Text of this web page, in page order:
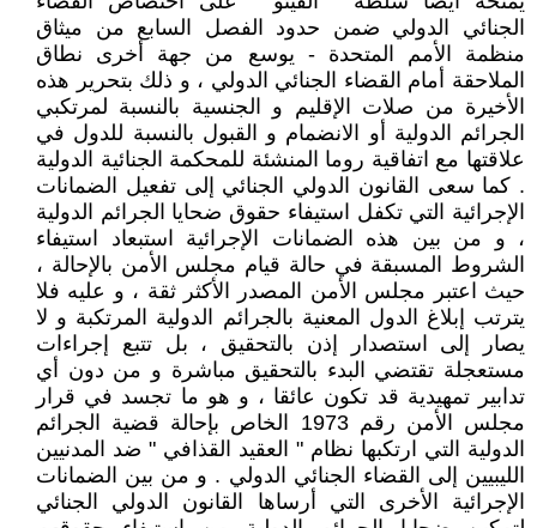
الجنائي الدولي ضمن حدود الفصل السابع من ميثاق
منظمة الأمم المتحدة - يوسع من جهة أخرى نطاق
الملاحقة أمام القضاء الجنائي الدولي ، و ذلك بتحرير هذه
الأخيرة من صلات الإقليم و الجنسية بالنسبة لمرتكبي
الجرائم الدولية أو الانضمام و القبول بالنسبة للدول في
علاقتها مع اتفاقية روما المنشئة للمحكمة الجنائية الدولية
. كما سعى القانون الدولي الجنائي إلى تفعيل الضمانات
الإجرائية التي تكفل استيفاء حقوق ضحايا الجرائم الدولية
، و من بين هذه الضمانات الإجرائية استبعاد استيفاء
الشروط المسبقة في حالة قيام مجلس الأمن بالإحالة ،
حيث اعتبر مجلس الأمن المصدر الأكثر ثقة ، و عليه فلا
يترتب إبلاغ الدول المعنية بالجرائم الدولية المرتكبة و لا
يصار إلى استصدار إذن بالتحقيق ، بل تتبع إجراءات
مستعجلة تقتضي البدء بالتحقيق مباشرة و من دون أي
تدابير تمهيدية قد تكون عائقا ، و هو ما تجسد في قرار
مجلس الأمن رقم 1973 الخاص بإحالة قضية الجرائم
الدولية التي ارتكبها نظام " العقيد القذافي " ضد المدنيين
الليبيين إلى القضاء الجنائي الدولي . و من بين الضمانات
الإجرائية الأخرى التي أرساها القانون الدولي الجنائي